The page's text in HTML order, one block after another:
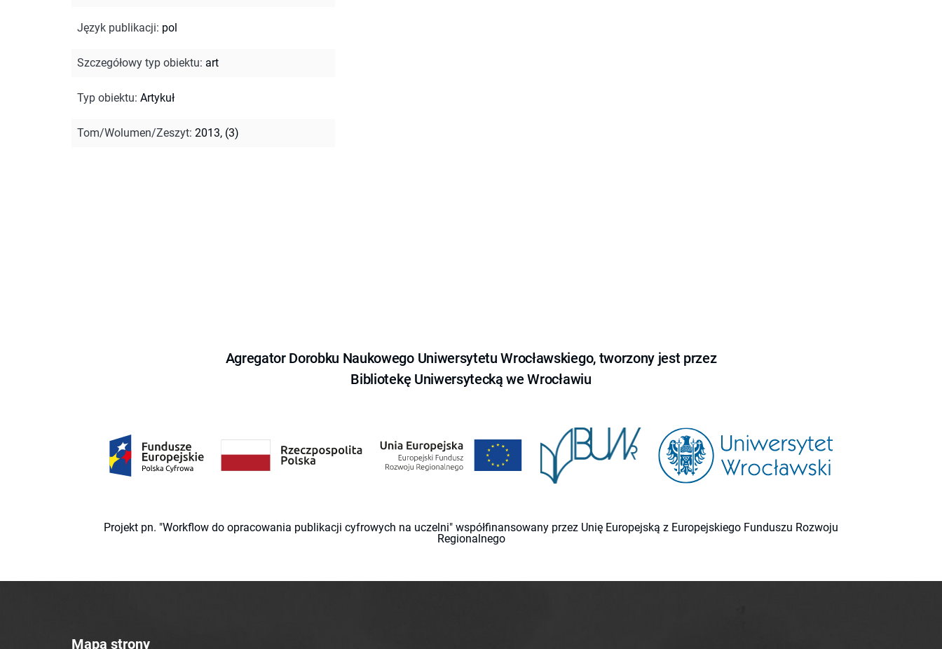
Język publikacji: pol
Szczegółowy typ obiektu: art
Typ obiektu: Artykuł
Tom/Wolumen/Zeszyt: 2013, (3)
Agregator Dorobku Naukowego Uniwersytetu Wrocławskiego, tworzony jest przez
Bibliotekę Uniwersytecką we Wrocławiu
Projekt pn. "Workflow do opracowania publikacji cyfrowych na uczelni" współfinansowany przez Unię Europejską z Europejskiego Funduszu Rozwoju
Regionalnego
Mapa strony